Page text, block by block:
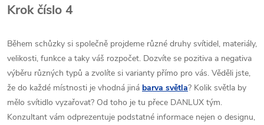
Krok číslo 4
Během schůzky si společně projdeme různé druhy svítidel, materiály,
velikosti, funkce a taky váš rozpočet. Dozvíte se pozitiva a negativa
výběru různých typů a zvolíte si varianty přímo pro vás. Věděli jste,
že do každé místnosti je vhodná jiná barva světla? Kolik světla by
mělo svítidlo vyzařovat? Od toho je tu přece DANLUX tým.
Konzultant vám odprezentuje podstatné informace nejen o designu,